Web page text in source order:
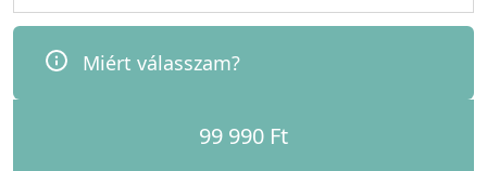
Miért válasszam?
99 990 Ft